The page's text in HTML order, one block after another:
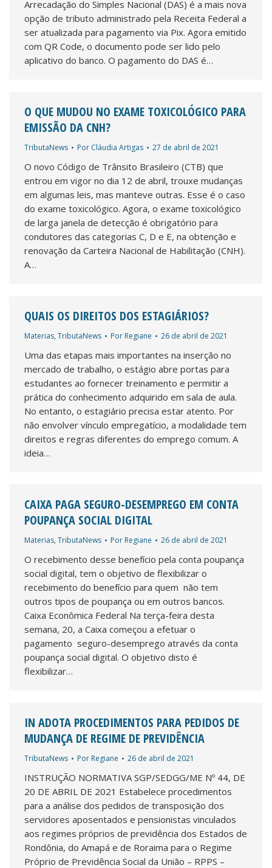
Arrecadação do Simples Nacional (DAS) é a mais nova
opção de tributo administrado pela Receita Federal a
ser atualizada para pagamento via Pix. Agora emitido
com QR Code, o documento pode ser lido pelo
aplicativo do banco. O pagamento do DAS é…
O QUE MUDOU NO EXAME TOXICOLÓGICO PARA
EMISSÃO DA CNH?
TributaNews Por Cláudia Artigas 27 de abril de 2021
O novo Código de Trânsito Brasileiro (CTB) que
entrou em vigor no dia 12 de abril, trouxe mudanças
em algumas leis, mas manteve outras. Esse é o caso
do exame toxicológico. Agora, o exame toxicológico
de larga janela de detecção é obrigatório para
condutores das categorias C, D e E, na obtenção e
renovação da Carteira Nacional de Habilitação (CNH).
A…
QUAIS OS DIREITOS DOS ESTAGIÁRIOS?
Materias,TributaNews Por Regiane 26 de abril de 2021
Uma das etapas mais importantes na inserção no
mercado de trabalho, o estágio abre portas para
estudantes ao fornecer treinamento e permitir a
prática do conhecimento adquirido em sala de aula.
No entanto, o estagiário precisa estar atento. Por
não envolver vínculo empregatício, a modalidade tem
direitos e regras diferentes do emprego comum. A
ideia…
CAIXA PAGA SEGURO-DESEMPREGO EM CONTA
POUPANÇA SOCIAL DIGITAL
Materias,TributaNews Por Regiane 26 de abril de 2021
O recebimento desse benefício pela conta poupança
social digital, tem o objetivo de flexibilizar o
recebimento do benefício para quem não tem
outros tipos de poupança ou em outros bancos.
Caixa Econômica Federal Na terça-feira desta
semana, 20, a Caixa começou a efetuar o
pagamento seguro-desemprego através da conta
poupança social digital. O objetivo disto é
flexibilizar…
IN ADOTA PROCEDIMENTOS PARA PEDIDOS DE
MUDANÇA DE REGIME DE PREVIDÊNCIA
TributaNews Por Regiane 26 de abril de 2021
INSTRUÇÃO NORMATIVA SGP/SEDGG/ME Nº 44, DE
20 DE ABRIL DE 2021 Estabelece procedimentos
para a análise dos pedidos de transposição dos
servidores aposentados e pensionistas vinculados
aos regimes próprios de previdência dos Estados de
Rondônia, do Amapá e de Roraima para o Regime
Próprio de Previdência Social da União – RPPS –